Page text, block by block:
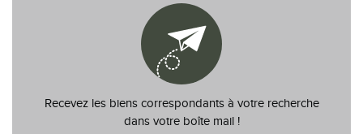
Recevez les biens correspondants à votre recherche
dans votre boîte mail !